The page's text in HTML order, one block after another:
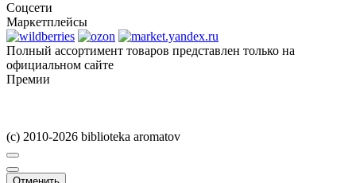
Соцсети
Маркетплейсы
Полный ассортимент товаров представлен только на
официальном сайте
Премии
(c) 2010-2026 biblioteka aromatov